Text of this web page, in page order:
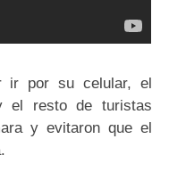
ir por su celular, el
el resto de turistas
y evitaron que el